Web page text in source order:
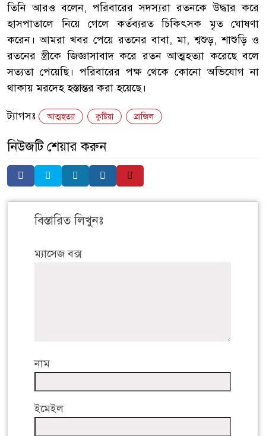
তিনি আরও বলেন, পরিবারের সদস্যরা রতনকে উদ্ধার করে
হাসপাতালে নিয়ে গেলে কর্তব্যরত চিকিৎসক মৃত ঘোষণা
করেন। আমরা খবর পেয়ে রতনের বাবা, মা, শ্বশুড়, শাশুড়ি ও
রতনের স্ত্রীকে জিজ্ঞাসাবাদ করে রতন আত্মহত্যা করেছে বলে
সত্যতা পেয়েছি। পরিবারের পক্ষ থেকে কোনো অভিযোগ না
থাকায় মরদেহ হস্তান্তর করা হয়েছে।
ট্যাগসঃ আত্মহত্যা কুষ্টিয়া ব্রাজিল
নিউজটি শেয়ার করুন
বিস্তারিত লিখুনঃ
ম্যাসেজ বক্স
নাম
ইমেইল